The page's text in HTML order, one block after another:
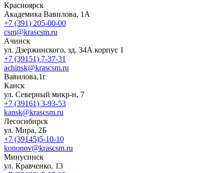
Красноярск
Академика Вавилова, 1А
+7 (391) 205-00-00
csm@krascsm.ru
Ачинск
ул. Дзержинского, зд. 34А корпус 1
+7 (39151) 7-37-31
achinsk@krascsm.ru
Вавилова,1г
Канск
ул. Северный микр-н, 7
+7 (39161) 3-93-53
kansk@krascsm.ru
Лесосибирск
ул. Мира, 2Б
+7 (39145)5-10-10
kononov@krascsm.ru
Минусинск
ул. Кравченко, 13